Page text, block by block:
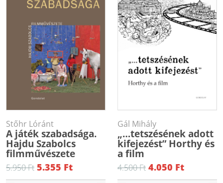
Stőhr Lóránt
A játék szabadsága.
Hajdu Szabolcs
filmművészete
5.950 Ft 5.355 Ft
Gál Mihály
„…tetszésének adott
kifejezést” Horthy és
a film
4.500 Ft 4.050 Ft